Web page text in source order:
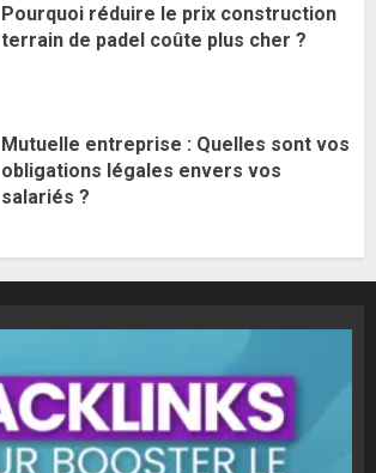
Pourquoi réduire le prix construction
terrain de padel coûte plus cher ?
Mutuelle entreprise : Quelles sont vos
obligations légales envers vos
salariés ?